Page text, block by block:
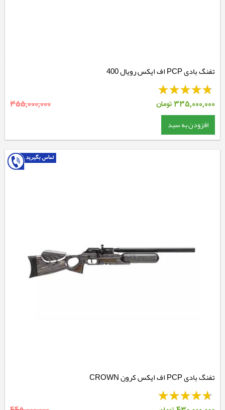
تفنگ بادی PCP اف ایکس رویال 400
335,000,000تومان 355,000,000
افزودن به سبد
تفنگ بادی PCP اف ایکس کرون CROWN